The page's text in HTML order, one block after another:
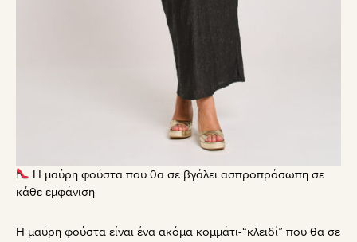
Η μαύρη φούστα που θα σε βγάλει ασπροπρόσωπη σε
κάθε εμφάνιση
Η μαύρη φούστα είναι ένα ακόμα κομμάτι-“κλειδί” που θα σε